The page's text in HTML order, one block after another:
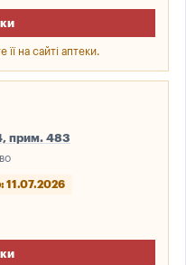
на сайті аптеки.
прим. 483
11.07.2026